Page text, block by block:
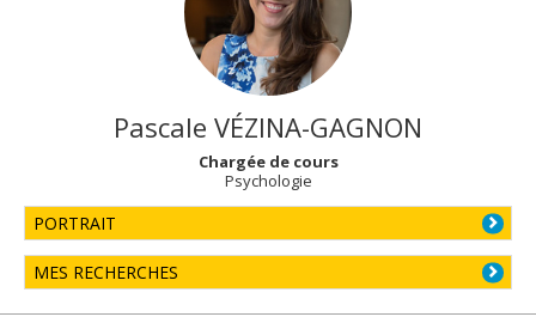
Pascale VÉZINA-GAGNON
Chargée de cours
Psychologie
PORTRAIT
MES RECHERCHES